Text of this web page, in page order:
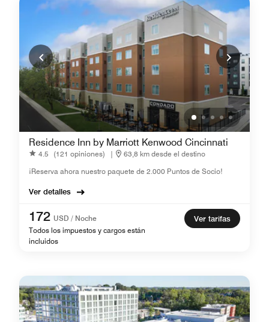
Residence Inn by Marriott Kenwood Cincinnati
4.5 (121 opiniones) |
63,8 km desde el destino
¡Reserva ahora nuestro paquete de 2.000 Puntos de Socio!
Ver detalles
172 USD / Noche
Todos los impuestos y cargos están
incluidos
Ver tarifas